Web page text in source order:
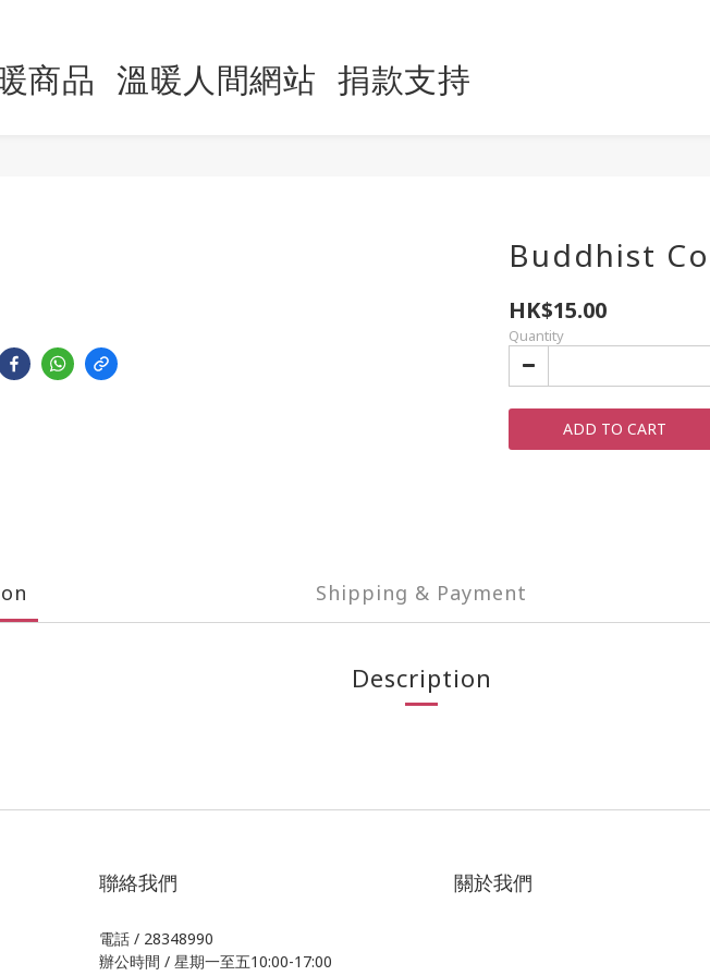
商品 溫暖人間網站 捐款支持
Buddhist
HK$15.00
Quantity
ADD TO CART
Shipping & Payment
Description
聯絡我們
電話 / 28348990
辦公時間 / 星期一至五10:00-17:00
關於我們